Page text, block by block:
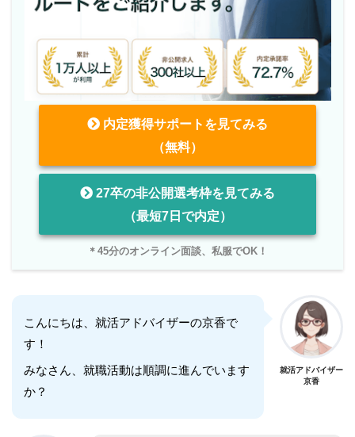
内定獲得サポートを見てみる
（無料）
27卒の非公開選考枠を見てみる
（最短7日で内定）
＊45分のオンライン面談、私服でOK！
こんにちは、就活アドバイザーの京香で
す！
みなさん、就職活動は順調に進んでいます
か？
就活アドバイザー
京香